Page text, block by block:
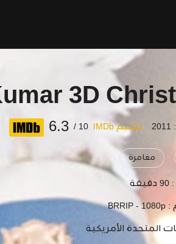
3D
تقييم IMDb 10 /
6.3
مغامرة
:90 دقيقة
:
BRRIP - 1080p
المتحدة الأمريكية